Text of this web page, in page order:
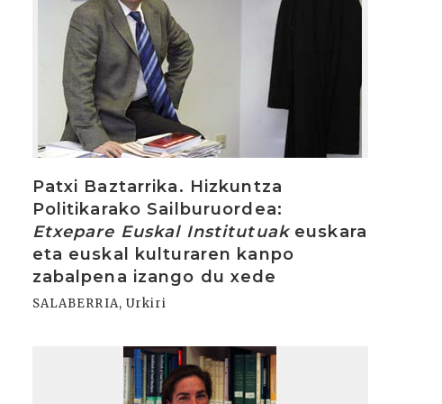
Patxi Baztarrika. Hizkuntza
Politikarako Sailburuordea:
Etxepare Euskal Institutuakeuskara
eta euskal kulturaren kanpo
zabalpena izango du xede
SALABERRIA, Urkiri